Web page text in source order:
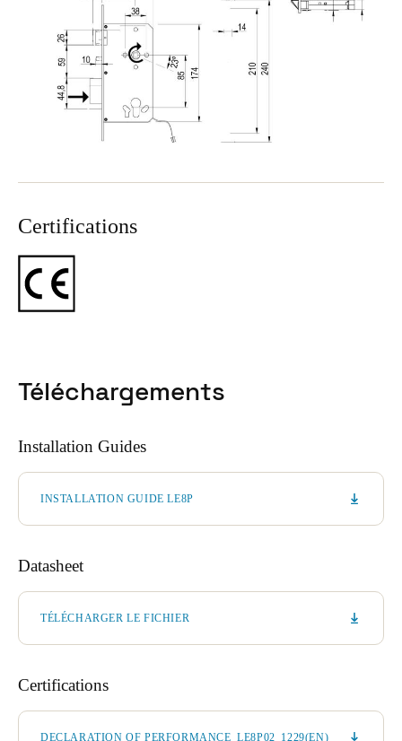
English
Enregistrer la nouvelle sélection comme choix par défaut
Certifications
Téléchargements
Installation Guides
INSTALLATION GUIDE LE8P
Datasheet
TÉLÉCHARGER LE FICHIER
Certifications
DECLARATION OF PERFORMANCE_LE8P02_1229(EN)